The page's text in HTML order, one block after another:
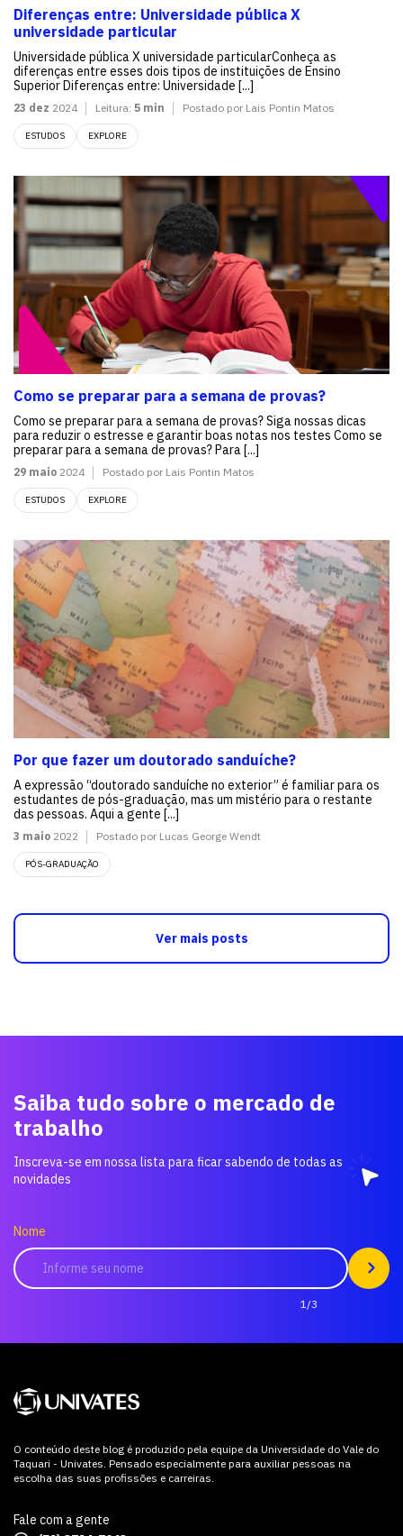
Diferenças entre: Universidade pública X
universidade particular
Universidade pública X universidade particularConheça as
diferenças entre esses dois tipos de instituições de Ensino
Superior Diferenças entre: Universidade [...]
23 dez 2024 Leitura: 5 min Postado por Lais Pontin Matos
ESTUDOS EXPLORE
Como se preparar para a semana de provas?
Como se preparar para a semana de provas? Siga nossas dicas
para reduzir o estresse e garantir boas notas nos testes Como se
preparar para a semana de provas? Para [...]
29 maio 2024 Postado por Lais Pontin Matos
ESTUDOS EXPLORE
Por que fazer um doutorado sanduíche?
A expressão “doutorado sanduíche no exterior” é familiar para os
estudantes de pós-graduação, mas um mistério para o restante
das pessoas. Aqui a gente [...]
3 maio 2022 Postado por Lucas George Wendt
PÓS-GRADUAÇÃO
Ver mais posts
Saiba tudo sobre o mercado de
trabalho
Inscreva-se em nossa lista para ficar sabendo de todas as
novidades
Nome
1/3
O conteúdo deste blog é produzido pela equipe da Universidade do Vale do
Taquari - Univates. Pensado especialmente para auxiliar pessoas na
escolha das suas profissões e carreiras.
Fale com a gente